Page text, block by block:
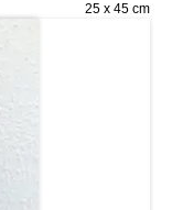
25 x 45 cm